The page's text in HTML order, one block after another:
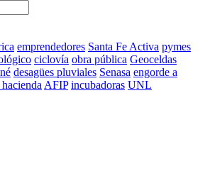
emprendedores Santa Fe Activa pymes
ciclovía obra pública Geoceldas
desagües pluviales Senasa engorde a
AFIP incubadoras UNL